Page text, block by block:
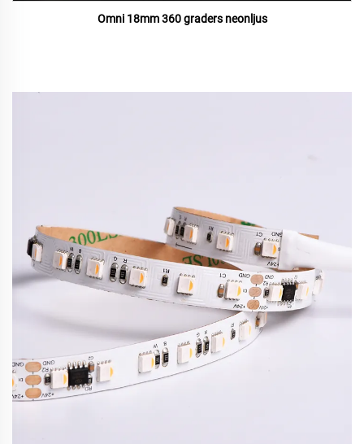
Omni 18mm 360 graders neonljus